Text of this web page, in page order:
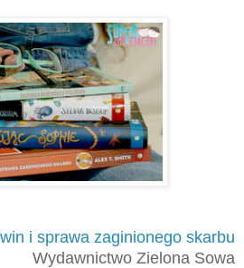
i sprawa zaginionego skarbu
Wydawnictwo Zielona Sowa